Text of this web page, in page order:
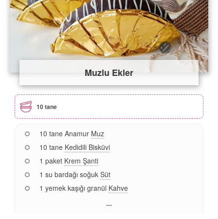
Muzlu Ekler
10 tane
10 tane Anamur Muz
10 tane Kedidili Bisküvi
1 paket Krem Şanti
1 su bardağı soğuk Süt
1 yemek kaşığı granül Kahve
...